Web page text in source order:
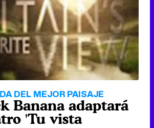
DEL MEJOR PAISAJE
Banana adaptará
'Tu vista